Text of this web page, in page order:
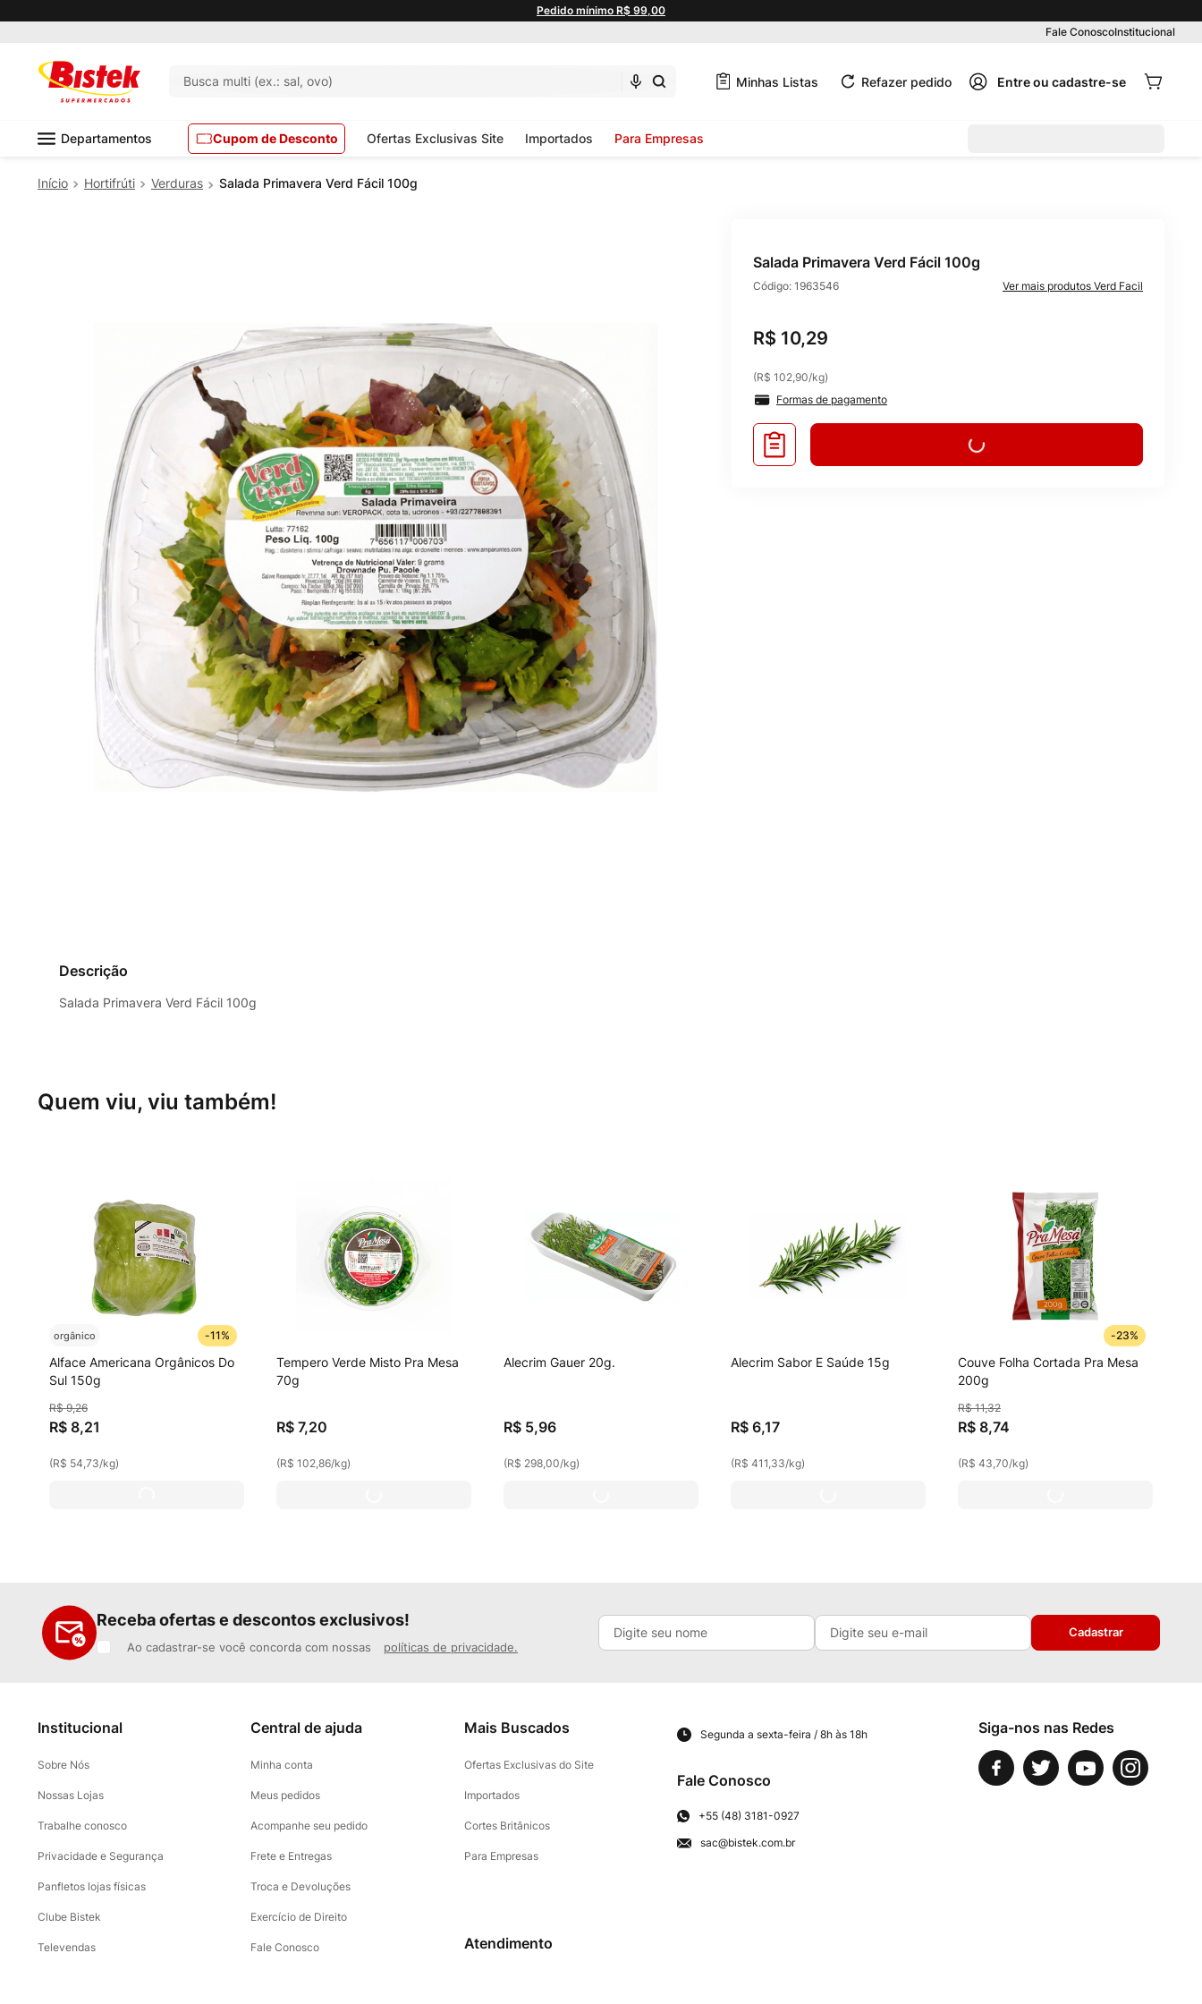
Pedido mínimo R$ 99,00
Fale ConoscoInstitucional
Busca multi (ex.: sal, ovo) Minhas Listas Refazer pedido
Departamentos Cupom de Desconto Ofertas Exclusivas Site Importados Para Empresas
Hortifrúti Verduras Salada Primavera Verd Fácil 100g
Salada Primavera Verd Fácil 100g
Código: 1963546 Verd Facil
R$ 10,29
(R$ 102,90/kg)
Formas de pagamento
Descrição
Salada Primavera Verd Fácil 100g
Quem viu, viu também!
orgânico -11%
Alface Americana Orgânicos Do
Sul 150g
R$ 9,26
R$ 8,21
(R$ 54,73/kg)
Tempero Verde Misto Pra Mesa
70g
R$ 7,20
(R$ 102,86/kg)
Alecrim Gauer 20g.
R$ 5,96
(R$ 298,00/kg)
Alecrim Sabor E Saúde 15g
R$ 6,17
(R$ 411,33/kg)
-23%
Couve Folha Cortada Pra Mesa
200g
R$ 11,32
R$ 8,74
(R$ 43,70/kg)
Receba ofertas e descontos exclusivos!
Ao cadastrar-se você concorda com nossas políticas de privacidade.
Cadastrar
Institucional
Sobre Nós
Nossas Lojas
Trabalhe conosco
Privacidade e Segurança
Panfletos lojas físicas
Clube Bistek
Televendas
Central de ajuda
Minha conta
Meus pedidos
Acompanhe seu pedido
Frete e Entregas
Troca e Devoluções
Exercício de Direito
Fale Conosco
Mais Buscados
Ofertas Exclusivas do Site
Importados
Cortes Britânicos
Para Empresas
Atendimento
Segunda a sexta-feira / 8h às 18h
Fale Conosco
+55 (48) 3181-0927
sac@bistek.com.br
Siga-nos nas Redes